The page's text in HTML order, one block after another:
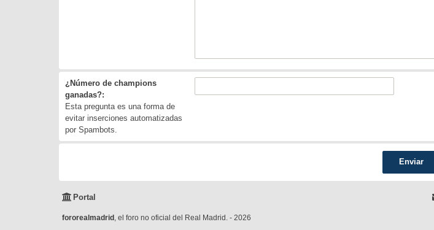
¿Número de champions
ganadas?:
Esta pregunta es una forma de
evitar inserciones automatizadas
por Spambots.
Portal
fororealmadrid , el foro no oficial del Real Madrid. - 2026